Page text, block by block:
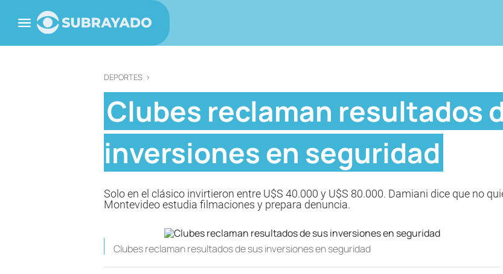
DEPORTES >
Clubes reclaman resultados
inversiones en seguridad
Solo en el clásico invirtieron entre U$S 40.000 y U$S 80.000. Damiani dice que no
Montevideo estudia filmaciones y prepara denuncia.
Clubes reclaman resultados de sus inversiones en seguridad